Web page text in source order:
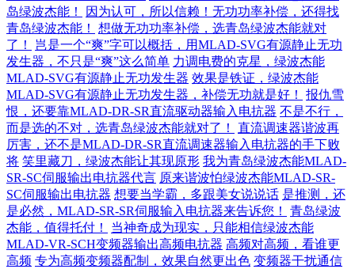
岛绿波杰能！
因为认可，所以信赖！无功功率补偿，还得找
青岛绿波杰能！
想做无功功率补偿，选青岛绿波杰能就对
了！
岂是一个“爽”字可以概括，用MLAD-SVG有源静止无功
发生器，不只是“爽”这么简单 力调电费的克星，绿波杰能
MLAD-SVG有源静止无功发生器 效果是铁证，绿波杰能
MLAD-SVG有源静止无功发生器，补偿无功就是好！
报仇雪
恨，还要靠MLAD-DR-SR直流驱动器输入电抗器 不是不行，
而是选的不对，选青岛绿波杰能就对了！
直流调速器谐波再
厉害，还不是MLAD-DR-SR直流调速器输入电抗器的手下败
将 笑里藏刀，绿波杰能让其现原形 我为青岛绿波杰能MLAD-
SR-SC伺服输出电抗器代言 原来谐波怕绿波杰能MLAD-SR-
SC伺服输出电抗器 想要当学霸，多跟美女说说话 是推测，还
是必然，MLAD-SR-SR伺服输入电抗器来告诉您！
青岛绿波
杰能，值得托付！
当神奇成为现实，只能相信绿波杰能
MLAD-VR-SCH变频器输出高频电抗器 高频对高频，看谁更
高频 专为高频变频器配制，效果自然更出色 变频器干扰通信